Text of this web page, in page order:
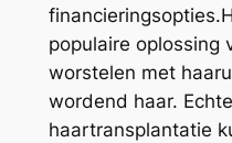
populaire oplossing
worstelen met
wordend haar.
haartransplantatie